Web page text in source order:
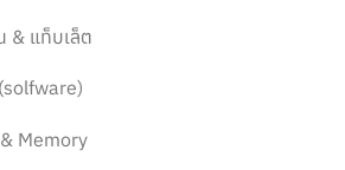
& แท็บเล็ต
Memory